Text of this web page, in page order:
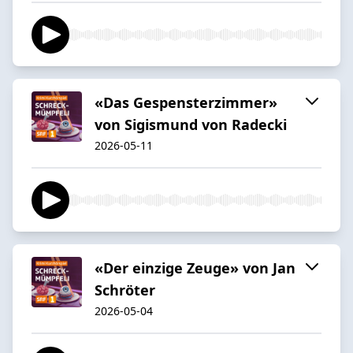
«Das Gespensterzimmer»
von Sigismund von Radecki
2026-05-11
«Der einzige Zeuge» von Jan
Schröter
2026-05-04